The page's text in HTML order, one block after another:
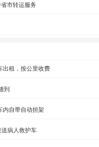
市转运服务
出租，按公里收费
到
内自带自动担架
病人救护车